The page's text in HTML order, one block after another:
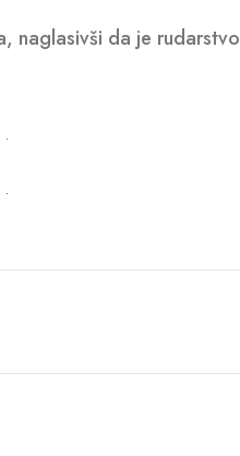
naglasivši da je rudarstvo